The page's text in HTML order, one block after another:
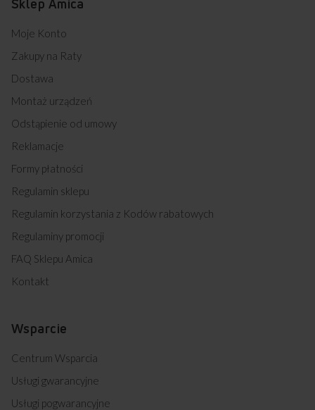
Sklep Amica
Moje Konto
Zakupy na Raty
Dostawa
Montaż urządzeń
Odstąpienie od umowy
Reklamacje
Formy płatności
Regulamin sklepu
Regulamin korzystania z Kodów rabatowych
Regulaminy promocji
FAQ Sklepu Amica
Kontakt
Wsparcie
Centrum Wsparcia
Usługi gwarancyjne
Usługi pogwarancyjne